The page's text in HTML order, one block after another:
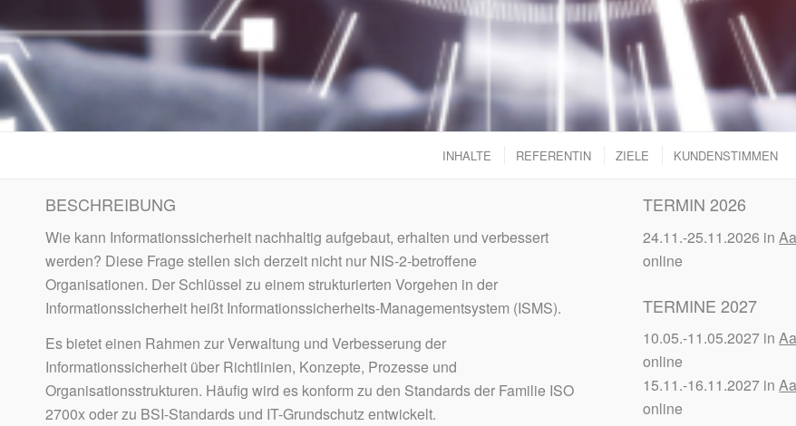
INHALTE REFERENTIN ZIELE KUNDENSTIMMEN
BESCHREIBUNG
Wie kann Informationssicherheit nachhaltig aufgebaut, erhalten und verbessert
werden? Diese Frage stellen sich derzeit nicht nur NIS-2-betroffene
Organisationen. Der Schlüssel zu einem strukturierten Vorgehen in der
Informationssicherheit heißt Informationssicherheits-Managementsystem (ISMS).
Es bietet einen Rahmen zur Verwaltung und Verbesserung der
Informationssicherheit über Richtlinien, Konzepte, Prozesse und
Organisationsstrukturen. Häufig wird es konform zu den Standards der Familie ISO
2700x oder zu BSI-Standards und IT-Grundschutz entwickelt.
TERMIN 2026
24.11.-25.11.2026 in
online
TERMINE 2027
10.05.-11.05.2027 in
online
15.11.-16.11.2027 in
online